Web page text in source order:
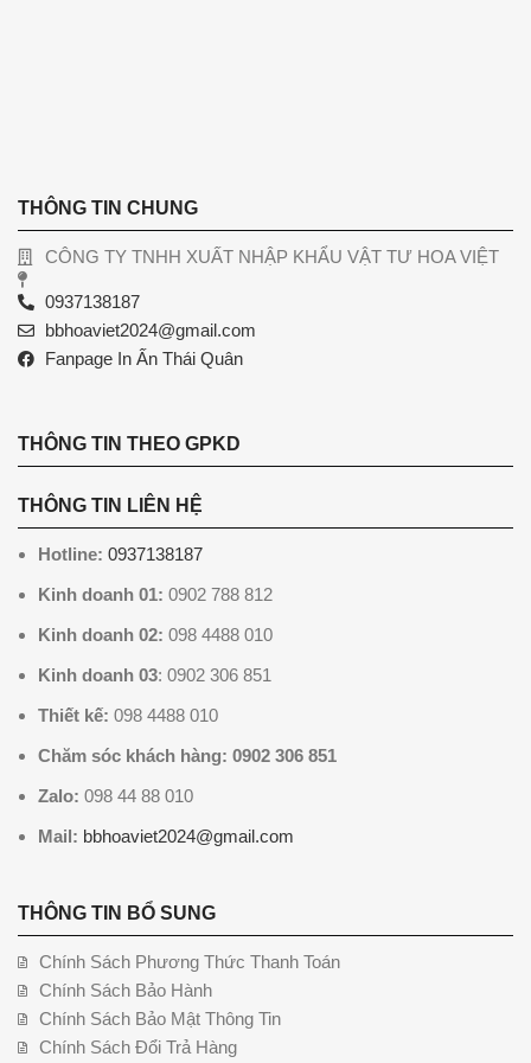
THÔNG TIN CHUNG
CÔNG TY TNHH XUẤT NHẬP KHẨU VẬT TƯ HOA VIỆT
0937138187
bbhoaviet2024@gmail.com
Fanpage In Ấn Thái Quân
THÔNG TIN THEO GPKD
THÔNG TIN LIÊN HỆ
Hotline: 0937138187
Kinh doanh 01: 0902 788 812
Kinh doanh 02: 098 4488 010
Kinh doanh 03: 0902 306 851
Thiết kế: 098 4488 010
Chăm sóc khách hàng: 0902 306 851
Zalo: 098 44 88 010
Mail: bbhoaviet2024@gmail.com
THÔNG TIN BỔ SUNG
Chính Sách Phương Thức Thanh Toán
Chính Sách Bảo Hành
Chính Sách Bảo Mật Thông Tin
Chính Sách Đổi Trả Hàng